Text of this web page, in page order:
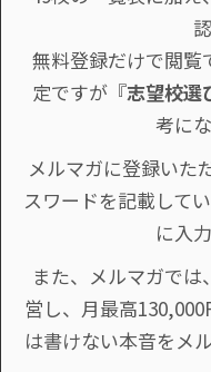
無料登録だけで閲覧
定ですが『志望校選
考に
メルマガに登録いた
スワードを記載して
に入
また、メルマガでは
営し、月最高
は書けない本音をメ